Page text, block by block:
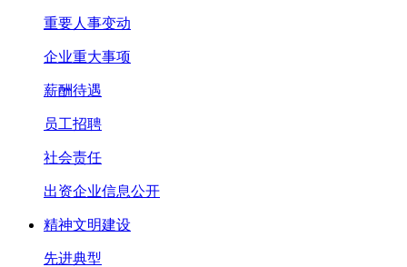
重要人事变动
企业重大事项
薪酬待遇
员工招聘
社会责任
出资企业信息公开
精神文明建设
先进典型